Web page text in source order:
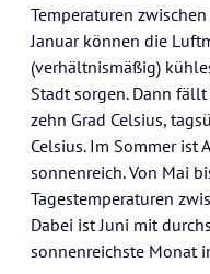
Temperaturen
Januar können die
(verhältnismäßig)
Stadt sorgen. Dann
zehn Grad Celsius,
Celsius. Im Sommer ist
sonnenreich. Von Mai
Tagestemperaturen
Dabei ist Juni mit
sonnenreichste Monat